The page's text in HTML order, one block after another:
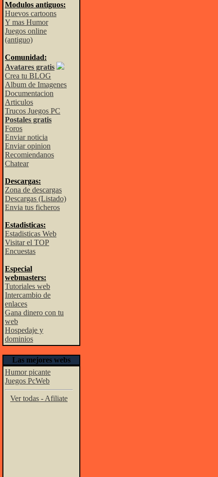
Modulos antiguos:
Huevos cartoons
Y mas Humor
Juegos online
(antiguo)
Comunidad:
Avatares gratis
Crea tu BLOG
Album de Imagenes
Documentacion
Articulos
Trucos Juegos PC
Postales gratis
Foros
Enviar noticia
Enviar opinion
Recomiendanos
Chatear
Descargas:
Zona de descargas
Descargas (Listado)
Envia tus ficheros
Estadisticas:
Estadisticas Web
Visitar el TOP
Encuestas
Especial
webmasters:
Tutoriales web
Intercambio de
enlaces
Gana dinero con tu
web
Hospedaje y
dominios
Las mejores webs
Humor picante
Juegos PcWeb
Ver todas - Afiliate